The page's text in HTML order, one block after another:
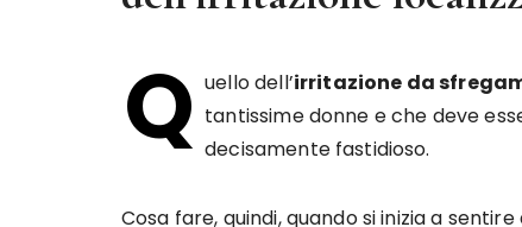
Q uello dell’irritazione da
tantissime donne e che deve
decisamente fastidioso.
Cosa fare, quindi, quando si inizia a